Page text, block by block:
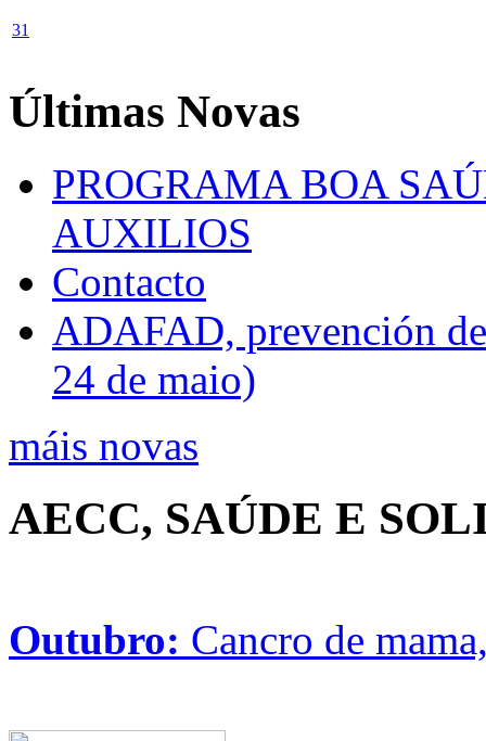
31
Últimas Novas
PROGRAMA BOA
AUXILIOS
Contacto
ADAFAD, prevención
24 de maio)
máis novas
AECC, SAÚDE E
Outubro: Cancro de